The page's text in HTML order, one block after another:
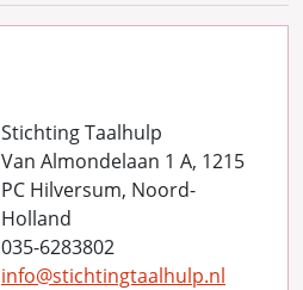
Stichting Taalhulp
Van Almondelaan 1 A, 1215
PC Hilversum, Noord-
Holland
035-6283802
info@stichtingtaalhulp.nl